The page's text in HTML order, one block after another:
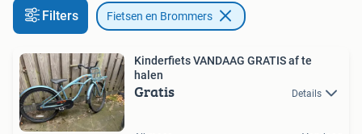
Filters Fietsen en Brommers
Kinderfiets VANDAAG GRATIS af te
halen
Gratis Details